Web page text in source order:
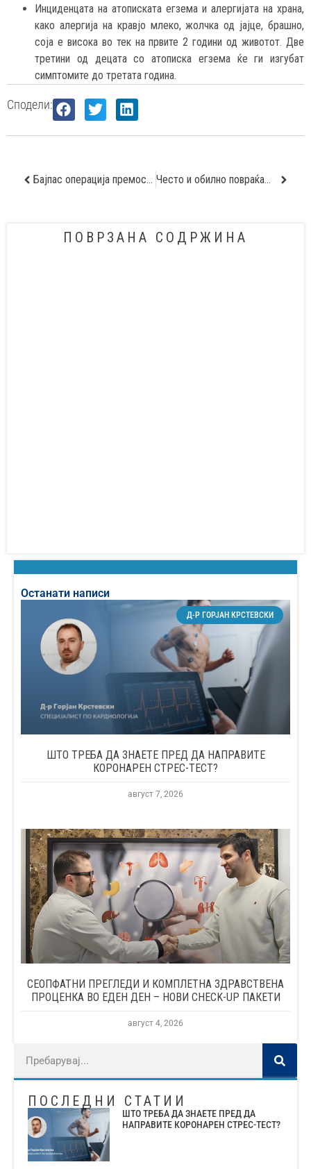
Инциденцата на атописката егзема и алергијата на храна,
како алергија на кравјо млеко, жолчка од јајце, брашно,
соја е висока во тек на првите 2 години од животот. Две
третини од децата со атописка егзема ќе ги изгубат
симптомите до третата година.
Сподели:
Бајпас операција премостување на стеснети крвни садови Често и обилно повраќање кај бебе – знак за вродена пилорна стеноза
ПОВРЗАНА СОДРЖИНА
Останати написи
Д-Р ГОРЈАН КРСТЕВСКИ
ШТО ТРЕБА ДА ЗНАЕТЕ ПРЕД ДА НАПРАВИТЕ
КОРОНАРЕН СТРЕС-ТЕСТ?
август 7, 2026
СЕОПФАТНИ ПРЕГЛЕДИ И КОМПЛЕТНА ЗДРАВСТВЕНА
ПРОЦЕНКА ВО ЕДЕН ДЕН – НОВИ CHECK-UP ПАКЕТИ
август 4, 2026
ПОСЛЕДНИ СТАТИИ
ШТО ТРЕБА ДА ЗНАЕТЕ ПРЕД ДА
НАПРАВИТЕ КОРОНАРЕН СТРЕС-ТЕСТ?